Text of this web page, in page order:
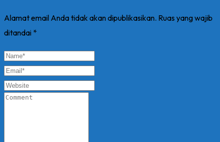
Alamat email Anda tidak akan dipublikasikan. Ruas yang wajib
ditandai *